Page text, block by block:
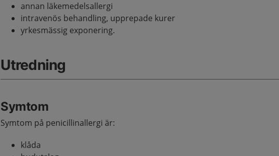
annan läkemedelsallergi
intravenös behandling, upprepade kurer
yrkesmässig exponering.
Utredning
Symtom
Symtom på penicillinallergi är:
klåda